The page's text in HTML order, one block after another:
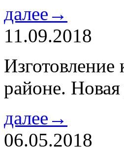
далее→
11.09.2018
районе. Новая
далее→
06.05.2018